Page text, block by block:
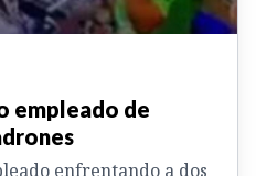
empleado de
enfrentando a dos